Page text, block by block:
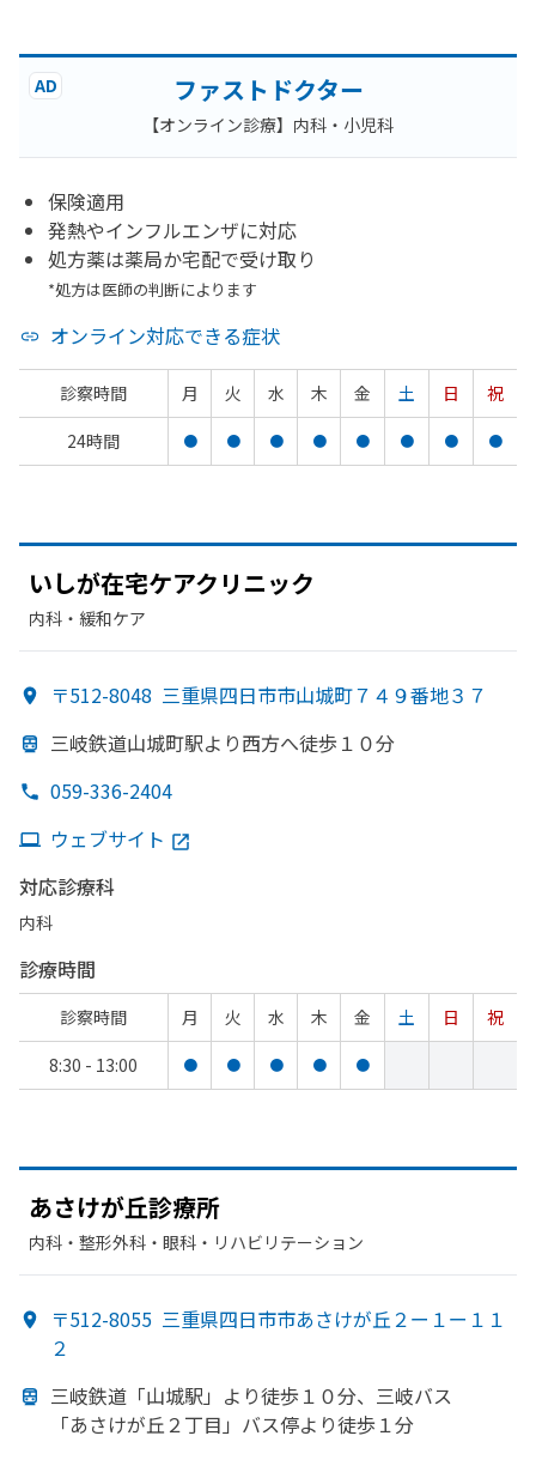
AD ファストドクター
【オンライン診療】内科・小児科
保険適用
発熱やインフルエンザに対応
処方薬は薬局か宅配で受け取り
*処方は医師の判断によります
オンライン対応できる症状
診察時間 月 火 水 木 金 土 日
祝
24時間
● ● ● ● ● ● ● ●
いしが在宅ケアクリニック
内科・​緩和ケア
〒512-8048 三重県四日市市山城町７４９番地３７
三岐鉄道山城町駅より西方へ徒歩１０分
059-336-2404
ウェブサイト
対応診療科
内科
診療時間
診察時間 月 火 水 木 金 土 日
祝
8:30 - 13:00
● ● ● ● ●
あさけが丘診療所
内科・​整形外科・​眼科・​リハビリテーション
〒512-8055 三重県四日市市あさけが丘２ー１ー１１
２
三岐鉄道 「山城駅」より徒歩１０分、 三岐バス
「あさけが丘２丁目」バス停より徒歩１分